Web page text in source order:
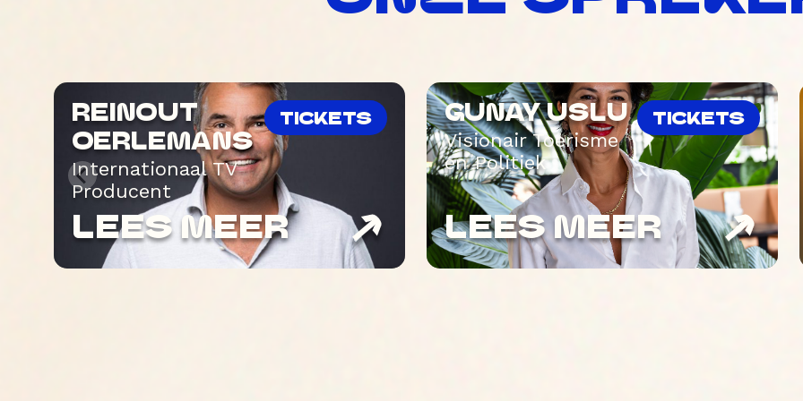
REINOUT
OERLEMANS
Internationaal TV
Producent
TICKETS
LEES MEER
GUNAY USLU
Visionair Toerisme
en Politiek
TICKETS
LEES MEER